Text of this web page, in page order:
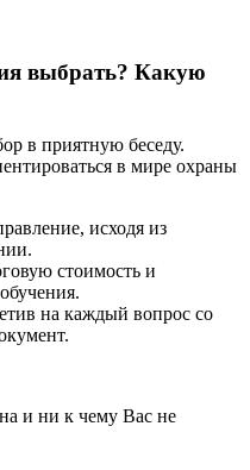
выбрать? Какую
в приятную беседу.
в мире охраны
исходя из
стоимость и
на каждый вопрос со
и ни к чему Вас не